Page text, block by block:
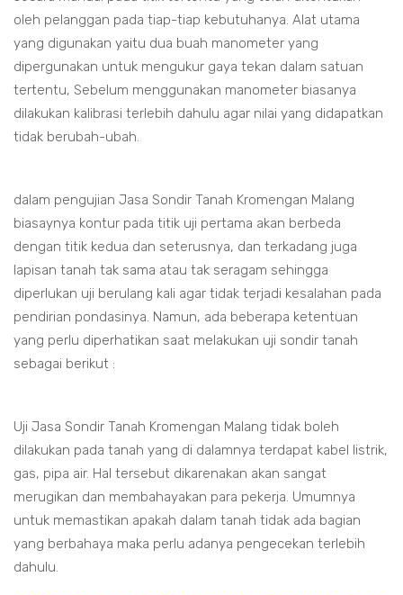
oleh pelanggan pada tiap-tiap kebutuhanya. Alat utama
yang digunakan yaitu dua buah manometer yang
dipergunakan untuk mengukur gaya tekan dalam satuan
tertentu, Sebelum menggunakan manometer biasanya
dilakukan kalibrasi terlebih dahulu agar nilai yang didapatkan
tidak berubah-ubah.
dalam pengujian Jasa Sondir Tanah Kromengan Malang
biasaynya kontur pada titik uji pertama akan berbeda
dengan titik kedua dan seterusnya, dan terkadang juga
lapisan tanah tak sama atau tak seragam sehingga
diperlukan uji berulang kali agar tidak terjadi kesalahan pada
pendirian pondasinya. Namun, ada beberapa ketentuan
yang perlu diperhatikan saat melakukan uji sondir tanah
sebagai berikut :
Uji Jasa Sondir Tanah Kromengan Malang tidak boleh
dilakukan pada tanah yang di dalamnya terdapat kabel listrik,
gas, pipa air. Hal tersebut dikarenakan akan sangat
merugikan dan membahayakan para pekerja. Umumnya
untuk memastikan apakah dalam tanah tidak ada bagian
yang berbahaya maka perlu adanya pengecekan terlebih
dahulu.